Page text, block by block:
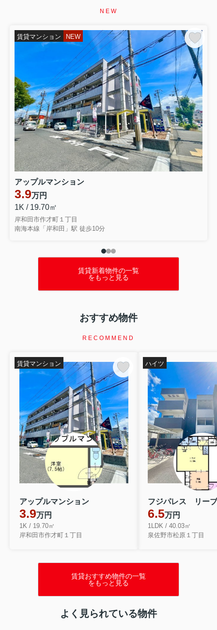
というテーマを取り上げました。 生活保護を受給してい
2026.08.07
第4回【イエサポ住まい支援コラム】
【イエサポ住まい支援コラム】第4回 生活保護を受ける
と賃貸住宅は借りられない？ 「生活保護だから無理」と
諦める前に知ってほしいこと 前回の振り返り 第3回で
は、 「高齢者はなぜ賃貸住宅を借りにくいのか？」 につ
いてお伝えしました。 高齢だからという理由だけではな
く、 「何かあったとき...
2026.08.02
第2回【イエサポ住まい支援コラム】
【イエサポ住まい支援コラム】第2回 住宅セーフティネ
ット制度とは？ 「住まいに困ったとき、誰が支えてくれ
るの？」 前回の振り返り 第1回では、貝塚市社会福祉協
議会様で行った講演をもとに、 「住まいを失ってからで
はなく、住まいを失う前に相談することが大切」 という
テーマでお話ししました...
NEW
賃貸マンション NEW
アップルマンション
3.9万円
1K / 19.70㎡
岸和田市作才町１丁目
南海本線「岸和田」駅 徒歩10分
賃貸新着物件の一覧
をもっと見る
おすすめ物件
RECOMMEND
アップルマンション
3.9万円
1K / 19.70㎡
岸和田市作才町１丁目
賃貸マンション
フジパレス リー
6.5万円
1LDK / 40.03㎡
泉佐野市松原１丁目
ハイツ
賃貸おすすめ物件の一覧
をもっと見る
よく見られている物件